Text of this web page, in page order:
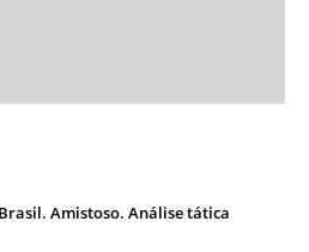
Amistoso. Análise tática